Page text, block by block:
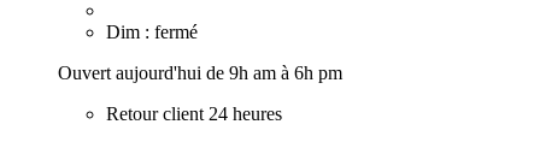
Dim : fermé
Ouvert aujourd'hui de 9h am à 6h pm
Retour client 24 heures